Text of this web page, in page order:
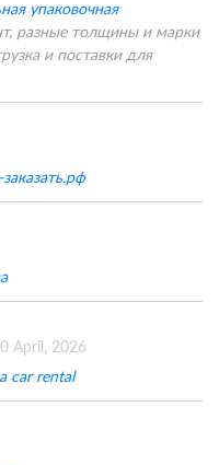
упаковочная
разные толщины и марки
и поставки для
April, 2026
car rental